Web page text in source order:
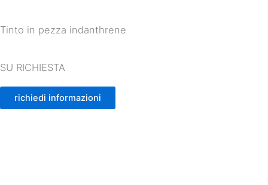
Tinto in pezza indanthrene
SU RICHIESTA
richiedi informazioni